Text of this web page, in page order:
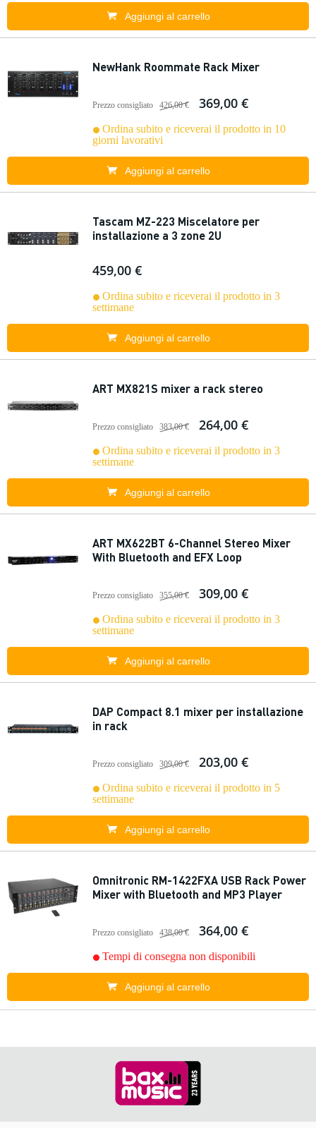
Aggiungi al carrello
NewHank Roommate Rack Mixer
Prezzo consigliato 426,00 € 369,00 €
Ordina subito e riceverai il prodotto in 10
giorni lavorativi
Aggiungi al carrello
Tascam MZ-223 Miscelatore per
installazione a 3 zone 2U
459,00 €
Ordina subito e riceverai il prodotto in 3
settimane
Aggiungi al carrello
ART MX821S mixer a rack stereo
Prezzo consigliato 383,00 € 264,00 €
Ordina subito e riceverai il prodotto in 3
settimane
Aggiungi al carrello
ART MX622BT 6-Channel Stereo Mixer
With Bluetooth and EFX Loop
Prezzo consigliato 355,00 € 309,00 €
Ordina subito e riceverai il prodotto in 3
settimane
Aggiungi al carrello
DAP Compact 8.1 mixer per installazione
in rack
Prezzo consigliato 309,00 € 203,00 €
Ordina subito e riceverai il prodotto in 5
settimane
Aggiungi al carrello
Omnitronic RM-1422FXA USB Rack Power
Mixer with Bluetooth and MP3 Player
Prezzo consigliato 438,00 € 364,00 €
Tempi di consegna non disponibili
Aggiungi al carrello